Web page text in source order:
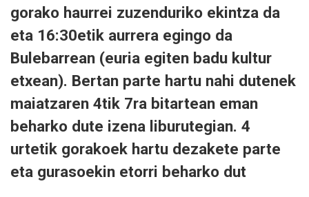
gorako haurrei zuzenduriko ekintza da
eta 16:30etik aurrera egingo da
Bulebarrean (euria egiten badu kultur
etxean). Bertan parte hartu nahi dutenek
maiatzaren 4tik 7ra bitartean eman
beharko dute izena liburutegian. 4
urtetik gorakoek hartu dezakete parte
eta gurasoekin etorri beharko dut